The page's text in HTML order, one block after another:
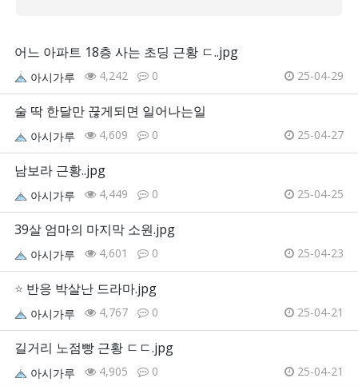
어느 아파트 18층 사는 초딩 근황 ㄷ..jpg
아시가루 4,242 0 25-04-29
술 딱 한달만 끊게되면 일어나는일
아시가루 4,609 0 25-04-27
남보라 근황..jpg
아시가루 4,449 0 25-04-25
39살 엄마의 마지막 소원.jpg
아시가루 4,601 0 25-04-23
⭐ 반응 박살난 드라마.jpg
아시가루 4,767 0 25-04-21
길거리 노점빵 근황 ㄷㄷ.jpg
아시가루 4,905 0 25-04-21